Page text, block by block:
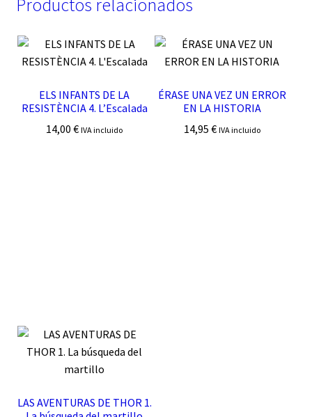
Productos relacionados
ELS INFANTS DE LA
RESISTÈNCIA 4. L’Escalada
14,00€ IVA incluido
ÉRASE UNA VEZ UN ERROR
EN LA HISTORIA
14,95 € IVA incluido
LAS AVENTURAS DE THOR 1.